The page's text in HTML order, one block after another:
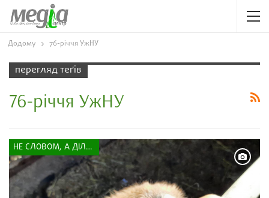
Додому 76-річчя УжНУ
перегляд теґів
76-річчя УжНУ
НЕ СЛОВОМ, А ДІЛОМ